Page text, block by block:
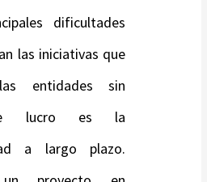
dificultades
las iniciativas que
entidades sin
lucro es la
a largo plazo.